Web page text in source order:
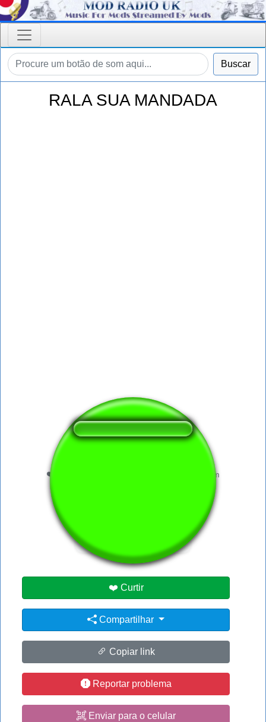
Buscar
RALA SUA MANDADA
❤️ usuários gostaram deste botão de som
🔊 639 usuários ouviram este botão de som
👁️ 2113 usuários visitaram esta página
#dad #pedro
❤️ Curtir
Compartilhar
Copiar link
Reportar problema
Enviar para o celular